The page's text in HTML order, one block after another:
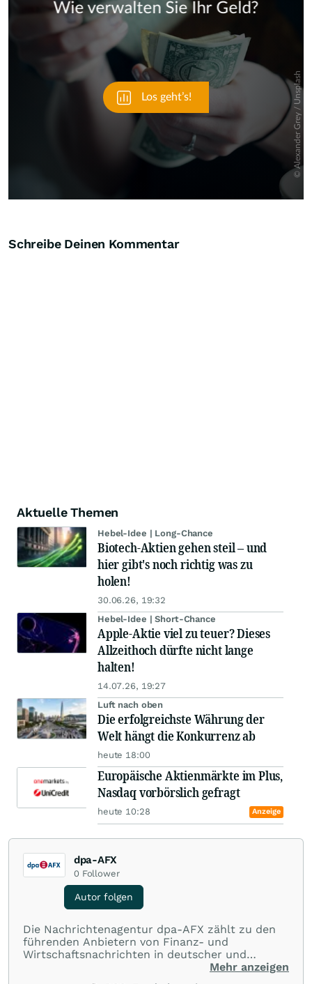
Schreibe Deinen Kommentar
Aktuelle Themen
Hebel-Idee | Long-Chance
Biotech-Aktien gehen steil – und
hier gibt's noch richtig was zu
holen!
30.06.26, 19:32
Hebel-Idee | Short-Chance
Apple-Aktie viel zu teuer? Dieses
Allzeithoch dürfte nicht lange
halten!
14.07.26, 19:27
Luft nach oben
Die erfolgreichste Währung der
Welt hängt die Konkurrenz ab
heute 18:00
Europäische Aktienmärkte im Plus,
Nasdaq vorbörslich gefragt
heute 10:28 Anzeige
dpa-AFX
0 Follower
Autor folgen
Die Nachrichtenagentur dpa-AFX zählt zu den
führenden Anbietern von Finanz- und
Wirtschaftsnachrichten in deutscher und
englischer Sprache. Gestützt auf einMehr anzeigen